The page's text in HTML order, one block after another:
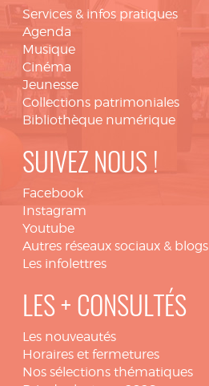
Services & infos pratiques
Agenda
Musique
Cinéma
Jeunesse
Collections patrimoniales
Bibliothèque numérique
SUIVEZ NOUS !
Facebook
Instagram
Youtube
Autres réseaux sociaux & blogs
Les infolettres
LES + CONSULTÉS
Les nouveautés
Horaires et fermetures
Nos sélections thématiques